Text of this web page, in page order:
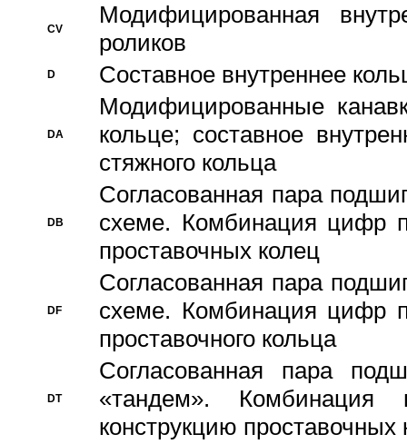
CV
Модифицированная
роликов
D Составное внутреннее
DA
Модифицированные
кольце; составное
стяжного кольца
DB
Согласованная пара
схеме. Комбинация цифр
проставочных колец
DF
Согласованная пара
схеме. Комбинация цифр
проставочного кольца
DT
Согласованная пара
«тандем».
конструкцию проставочных